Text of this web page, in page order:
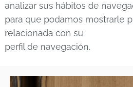
analizar sus hábitos de
para que podamos mostrarle
relacionada con su
perfil de navegación.